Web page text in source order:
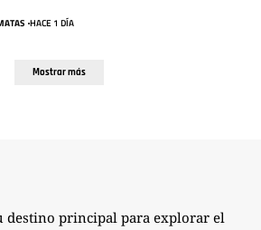
HACE 1 DÍA
Mostrar más
destino principal para explorar el